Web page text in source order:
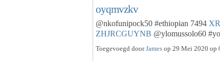
oyqmvzkv
@nkofunipock50 #ethiopian 7494
ZHJRCGUYNB @ylomussolo60
Toegevoegd doorJames op 29 Mei 2020 op